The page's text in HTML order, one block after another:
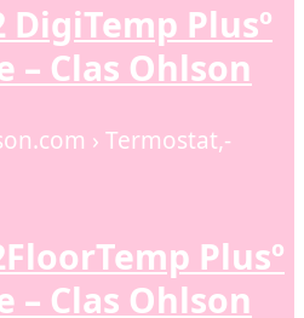
Plusº
Clas Ohlson
› Termostat,-
Plusº
Clas Ohlson